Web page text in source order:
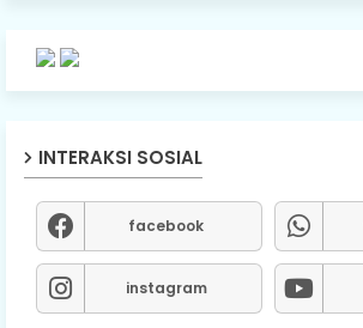
INTERAKSI SOSIAL
facebook
instagram